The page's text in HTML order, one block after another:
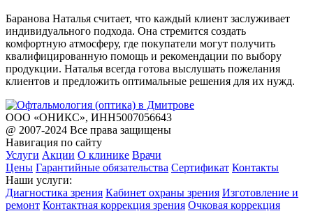
Баранова Наталья считает, что каждый клиент заслуживает
индивидуального подхода. Она стремится создать
комфортную атмосферу, где покупатели могут получить
квалифицированную помощь и рекомендации по выбору
продукции. Наталья всегда готова выслушать пожелания
клиентов и предложить оптимальные решения для их нужд.
ООО «ОНИКС», ИНН5007056643
@ 2007-2024 Все права защищены
Навигация по сайту
Услуги Акции О клинике Врачи
Цены Гарантийные обязательства Сертификат Контакты
Наши услуги:
Диагностика зрения Кабинет охраны зрения Изготовление и
ремонт Контактная коррекция зрения Очковая коррекция